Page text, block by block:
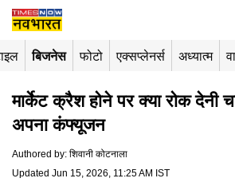
बिजनेस फोटो एक्सप्लेनर्स अध्यात्म
मार्केट क्रैश होने पर क्या रोक देनी
अपना कंफ्यूजन
Authored by: शिवानी कोटनाला
Updated Jun 15, 2026, 11:25 AM IST